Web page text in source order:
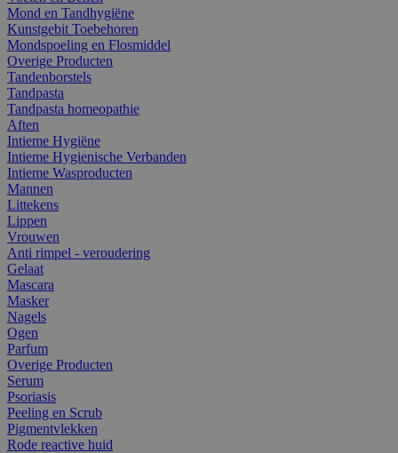
Mond en Tandhygiëne
Kunstgebit Toebehoren
Mondspoeling en Flosmiddel
Overige Producten
Tandenborstels
Tandpasta
Tandpasta homeopathie
Aften
Intieme Hygiëne
Intieme Hygienische Verbanden
Intieme Wasproducten
Mannen
Littekens
Lippen
Vrouwen
Anti rimpel - veroudering
Gelaat
Mascara
Masker
Nagels
Ogen
Parfum
Overige Producten
Serum
Psoriasis
Peeling en Scrub
Pigmentvlekken
Rode reactive huid